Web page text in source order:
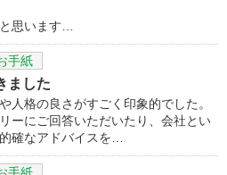
思います…
手紙
ました
人格の良さがすごく印象的でした。
ーにご回答いただいたり、会社とい
確なアドバイスを…
手紙